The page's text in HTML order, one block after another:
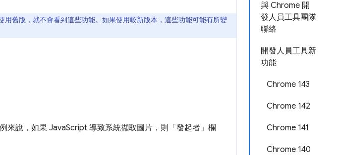
與 Chrome 開
發人員工具團隊
聯絡
開發人員工具新
功能
Chrome 143
Chrome 142
Chrome 141
Chrome 140
用舊版，就不會看到這些功能。如果使用較新版本，這些功能可能有所變
來說，如果 JavaScript 導致系統擷取圖片，則「發起者」 欄